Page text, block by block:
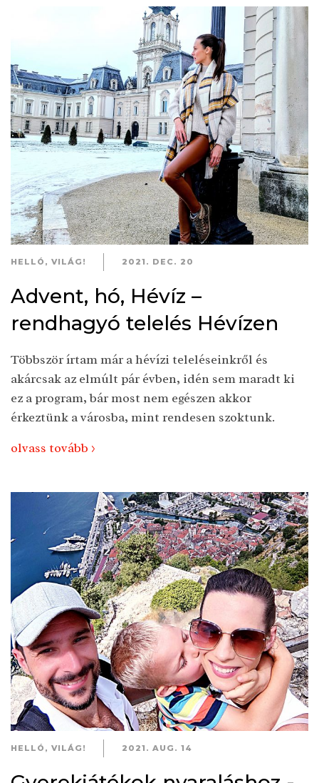
HELLÓ, VILÁG! 2021. DEC. 20
Advent, hó, Hévíz –
rendhagyó telelés Hévízen
Többször írtam már a hévízi teleléseinkről és
akárcsak az elmúlt pár évben, idén sem maradt ki
ez a program, bár most nem egészen akkor
érkeztünk a városba, mint rendesen szoktunk.
olvass tovább >
HELLÓ, VILÁG! 2021. AUG. 14